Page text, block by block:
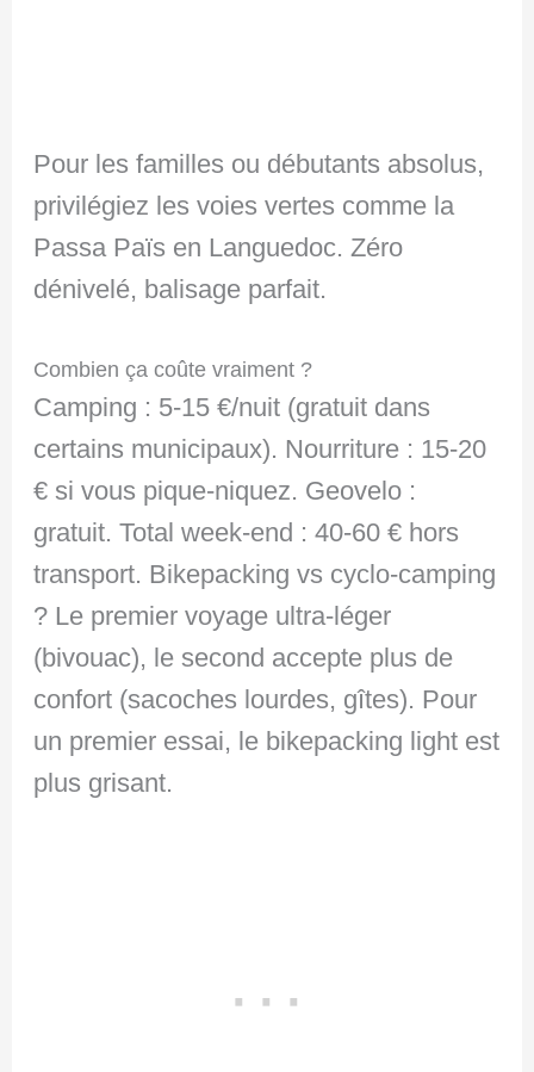
Pour les familles ou débutants absolus,
privilégiez les voies vertes comme la
Passa Païs en Languedoc. Zéro
dénivelé, balisage parfait.
Combien ça coûte vraiment ?
Camping : 5-15 €/nuit (gratuit dans
certains municipaux). Nourriture : 15-20
€ si vous pique-niquez. Geovelo :
gratuit. Total week-end : 40-60 € hors
transport. Bikepacking vs cyclo-camping
? Le premier voyage ultra-léger
(bivouac), le second accepte plus de
confort (sacoches lourdes, gîtes). Pour
un premier essai, le bikepacking light est
plus grisant.